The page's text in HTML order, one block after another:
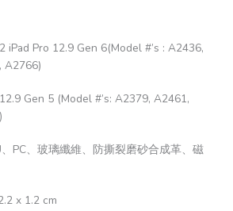
iPad Pro 12.9 Gen 6(Model #’s : A2436,
A2766)
Gen 5 (Model #’s: A2379, A2461,
PC、玻璃纖維、防撕裂磨砂合成革、磁
x 1.2 cm